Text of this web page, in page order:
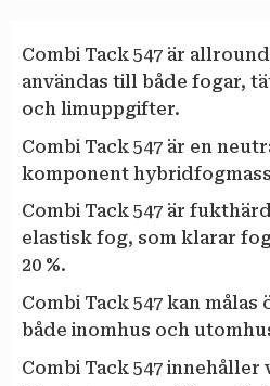
Combi Tack 547 är
användas till både fogar,
och limuppgifter.
Combi Tack 547 är en
komponent
Combi Tack 547 är
elastisk fog, som klarar
20 %.
Combi Tack 547 kan målas
både inomhus och
Combi Tack 547 innehåller